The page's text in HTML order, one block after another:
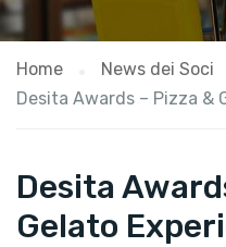
Home
News dei Soci
Desita Awards – Pizza &
Desita
Gelato